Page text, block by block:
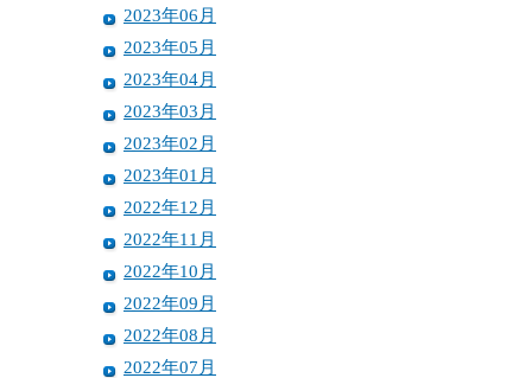
2023年06月
2023年05月
2023年04月
2023年03月
2023年02月
2023年01月
2022年12月
2022年11月
2022年10月
2022年09月
2022年08月
2022年07月